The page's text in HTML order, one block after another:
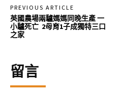
PREVIOUS ARTICLE
英國農場兩驢媽媽同晚生產 一
小驢死亡 2母育1子成獨特三口
之家
留言